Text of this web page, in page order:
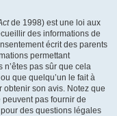
de 1998) est une loi aux
des informations de
écrit des parents
permettant
n’êtes pas sûr que cela
que quelqu’un le fait à
son avis. Notez que
pas fournir de
des questions légales